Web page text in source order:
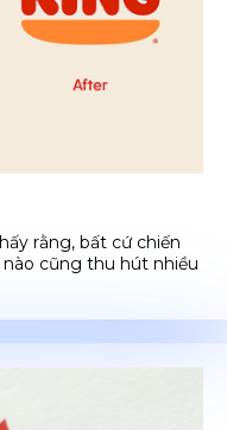
rằng, bất cứ chiến
cũng thu hút nhiều